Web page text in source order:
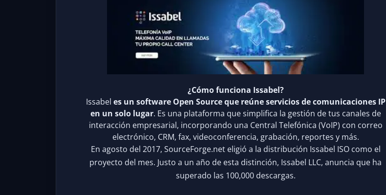
¿Cómo funciona Issabel?
Issabel es un software Open Source que reúne servicios de comunicaciones IP
en un solo lugar. Es una plataforma que simplifica la gestión de tus canales de
interacción empresarial, incorporando una Central Telefónica (VoIP) con correo
electrónico, CRM, fax, videoconferencia, grabación, reportes y más.
En agosto del 2017, SourceForge.net eligió a la distribución Issabel ISO como el
proyecto del mes. Justo a un año de esta distinción, Issabel LLC, anuncia que ha
superado las 100,000 descargas.